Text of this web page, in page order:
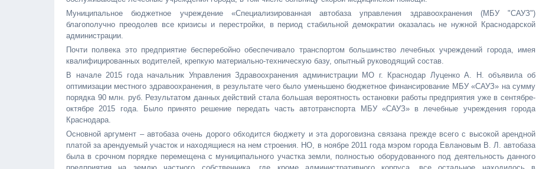
Муниципальное бюджетное учреждение «Специализированная автобаза управления здравоохранения (МБУ "САУЗ")
благополучно преодолев все кризисы и перестройки, в период стабильной демократии оказалась не нужной Краснодарской
администрации.
Почти полвека это предприятие бесперебойно обеспечивало транспортом большинство лечебных учреждений города, имея
квалифицированных водителей, крепкую материально-техническую базу, опытный руководящий состав.
В начале 2015 года начальник Управления Здравоохранения администрации МО г. Краснодар Луценко А. Н. объявила об
оптимизации местного здравоохранения, в результате чего было уменьшено бюджетное финансирование МБУ «САУЗ» на сумму
порядка 90 млн. руб. Результатом данных действий стала большая вероятность остановки работы предприятия уже в сентябре-
октябре 2015 года. Было принято решение передать часть автотранспорта МБУ «САУЗ» в лечебные учреждения города
Краснодара.
Основной аргумент – автобаза очень дорого обходится бюджету и эта дороговизна связана прежде всего с высокой арендной
платой за арендуемый участок и находящиеся на нем строения. НО, в ноябре 2011 года мэром города Евлановым В. Л. автобаза
была в срочном порядке перемещена с муниципального участка земли, полностью оборудованного под деятельность данного